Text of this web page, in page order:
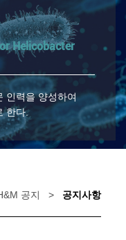
Helicobacter
인력을 양성하여
한다.
공지 > 공지사항